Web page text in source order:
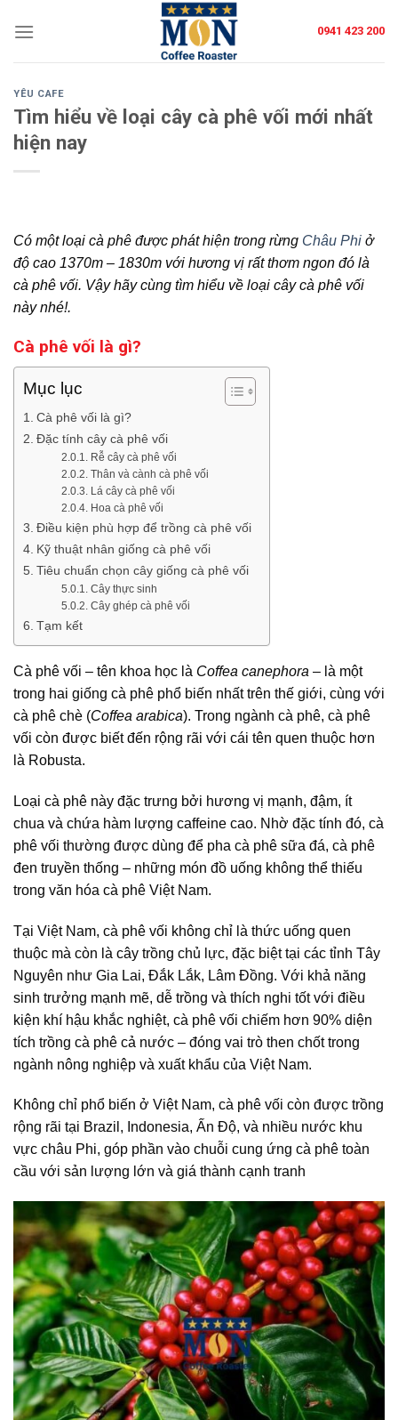
0941 423 200
YÊU CAFE
Tìm hiểu về loại cây cà phê vối mới nhất
hiện nay
Có một loại cà phê được phát hiện trong rừng Châu Phi ở
độ cao 1370m – 1830m với hương vị rất thơm ngon đó là
cà phê vối. Vậy hãy cùng tìm hiểu về loại cây cà phê vối
này nhé!.
Cà phê vối là gì?
Mục lục
Cà phê vối là gì?
Đặc tính cây cà phê vối
Rễ cây cà phê vối
Thân và cành cà phê vối
Lá cây cà phê vối
Hoa cà phê vối
Điều kiện phù hợp để trồng cà phê vối
Kỹ thuật nhân giống cà phê vối
Tiêu chuẩn chọn cây giống cà phê vối
Cây thực sinh
Cây ghép cà phê vối
Tạm kết
Cà phê vối – tên khoa học là Coffea canephora – là một
trong hai giống cà phê phổ biến nhất trên thế giới, cùng với
cà phê chè (Coffea arabica). Trong ngành cà phê, cà phê
vối còn được biết đến rộng rãi với cái tên quen thuộc hơn
là Robusta.
Loại cà phê này đặc trưng bởi hương vị mạnh, đậm, ít
chua và chứa hàm lượng caffeine cao. Nhờ đặc tính đó, cà
phê vối thường được dùng để pha cà phê sữa đá, cà phê
đen truyền thống – những món đồ uống không thể thiếu
trong văn hóa cà phê Việt Nam.
Tại Việt Nam, cà phê vối không chỉ là thức uống quen
thuộc mà còn là cây trồng chủ lực, đặc biệt tại các tỉnh Tây
Nguyên như Gia Lai, Đắk Lắk, Lâm Đồng. Với khả năng
sinh trưởng mạnh mẽ, dễ trồng và thích nghi tốt với điều
kiện khí hậu khắc nghiệt, cà phê vối chiếm hơn 90% diện
tích trồng cà phê cả nước – đóng vai trò then chốt trong
ngành nông nghiệp và xuất khẩu của Việt Nam.
Không chỉ phổ biến ở Việt Nam, cà phê vối còn được trồng
rộng rãi tại Brazil, Indonesia, Ấn Độ, và nhiều nước khu
vực châu Phi, góp phần vào chuỗi cung ứng cà phê toàn
cầu với sản lượng lớn và giá thành cạnh tranh